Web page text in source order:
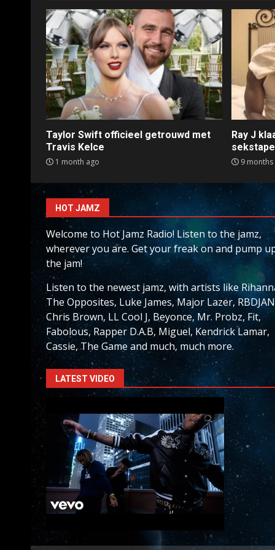
Taylor Swift officieel getrouwd met
Travis Kelce
1 month ago
Ray J
sekstape
9 months
HOT JAMZ
Welcome to Hot Jamz Radio! Listen to the jamz,
wherever you are. Get your freak on and pump
the jam!
Listen to the newest jamz, with artists like
The Opposites, Luke James, Major Lazer,
Chris Brown, LL Cool J, Beyonce, Mr. Probz, Fit,
Fabolous, Rapper D.A.B, Miguel, Kendrick Lamar,
Cassie, The Game and much, much more.
LATEST VIDEO